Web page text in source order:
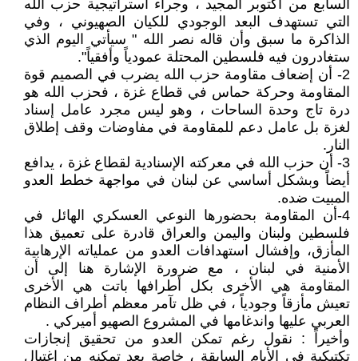
السابع من أكتوبر المجيد ، وجراء استراتيجية حزب الله
التي تستهدف البعد الوجودي للكيان الصهيوني ، وفي
الذاكرة ما سبق وأن قاله نصر الله " سيأتي اليوم الذي
ستغادرون فيه فلسطين المحتلة عمودياً وأفقياً".
2- أن إضعاف مقاومة حزب الله يضرب في الصميم قوة
المقاومة وحركة حماس في قطاع غزة ، فحزب الله هو
درة تاج وحدة الساحات ، وهو ليس مجرد عامل إسناد
لغزة بل عامل دعم للمقاومة في مفاوضات وقف إطلاق
النار.
3- أن حزب الله في معركته الإسنادية لقطاع غزة ، يدافع
أيضاً وبشكل أساسي عن لبنان في مواجهة خطط العدو
المبيت ضده.
4-أن المقاومة بحضورها النوعي العسكري الهائل في
فلسطين ولبنان واليمن والعراق قادرة على تعميق هذا
المأزق، وإفشال استهدافات العدو من عملياته الإرهابية
الأمنية في لبنان ، مع ضرورة الإشارة هنا إلى أن
المقاومة هي الأخرى بكل أطرافها باتت هي الأخرى
تعيش مأزقاً وجودياً ، في ظل تآمر معظم أطراف النظام
العربي عليها واندغامها في المشروع الصهيو أميركي .
وأخيراً : نقول رغم تمكن العدو من تحقيق إنجازات
تكتيكية في الأيام السابقة ، خاصة بعد تمكنه من اغتيال